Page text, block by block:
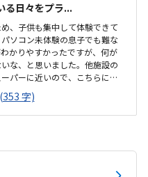
る日々をプラ...
、子供も集中して体験できて
ソコン未体験の息子でも難な
かりやすかったですが、何が
な、と思いました。他施設の
パーに近いので、こちらに決
めて座れて嬉しかったようで
しめるところが、息子には合
ですが、自宅のパソコンから
こあポケモンで建築を楽しん
ースが向いてるんじゃないか
字)